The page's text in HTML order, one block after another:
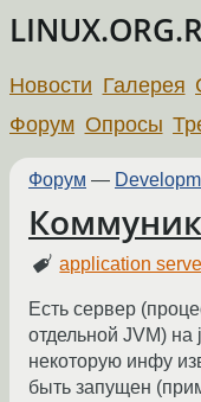
Новости Галерея
Форум Опросы
Форум —
application
Есть сервер
отдельной JVM)
некоторую инфу
быть запущен